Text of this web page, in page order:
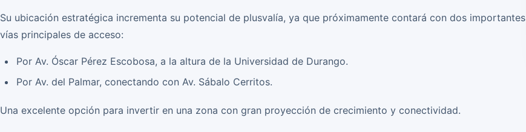
Su ubicación estratégica incrementa su potencial de plusvalía, ya que próximamente contará con dos importantes
vías principales de acceso:
Por Av. Óscar Pérez Escobosa, a la altura de la Universidad de Durango.
Por Av. del Palmar, conectando con Av. Sábalo Cerritos.
Una excelente opción para invertir en una zona con gran proyección de crecimiento y conectividad.